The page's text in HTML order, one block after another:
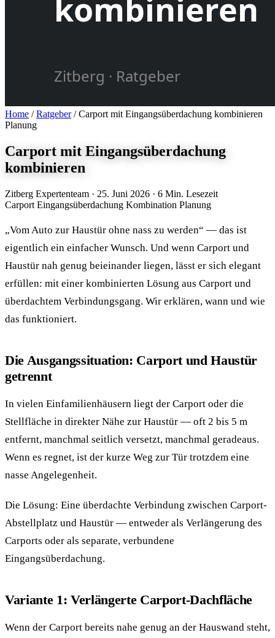
Home / Ratgeber / Carport mit Eingangsüberdachung kombinieren
Planung
Carport mit Eingangsüberdachung
kombinieren
Zitberg Expertenteam · 25. Juni 2026 · 6 Min. Lesezeit
Carport Eingangsüberdachung Kombination Planung
„Vom Auto zur Haustür ohne nass zu werden“ — das ist
eigentlich ein einfacher Wunsch. Und wenn Carport und
Haustür nah genug beieinander liegen, lässt er sich elegant
erfüllen: mit einer kombinierten Lösung aus Carport und
überdachtem Verbindungsgang. Wir erklären, wann und wie
das funktioniert.
Die Ausgangssituation: Carport und Haustür
getrennt
In vielen Einfamilienhäusern liegt der Carport oder die
Stellfläche in direkter Nähe zur Haustür — oft 2 bis 5 m
entfernt, manchmal seitlich versetzt, manchmal geradeaus.
Wenn es regnet, ist der kurze Weg zur Tür trotzdem eine
nasse Angelegenheit.
Die Lösung: Eine überdachte Verbindung zwischen Carport-
Abstellplatz und Haustür — entweder als Verlängerung des
Carports oder als separate, verbundene
Eingangsüberdachung.
Variante 1: Verlängerte Carport-Dachfläche
Wenn der Carport bereits nahe genug an der Hauswand steht,